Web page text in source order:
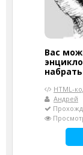
Вас
HTML-
Андрей